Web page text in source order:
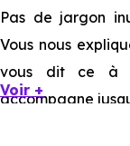
Pas de jargon
Vous nous
vous dit ce à
accompagne
Voir +